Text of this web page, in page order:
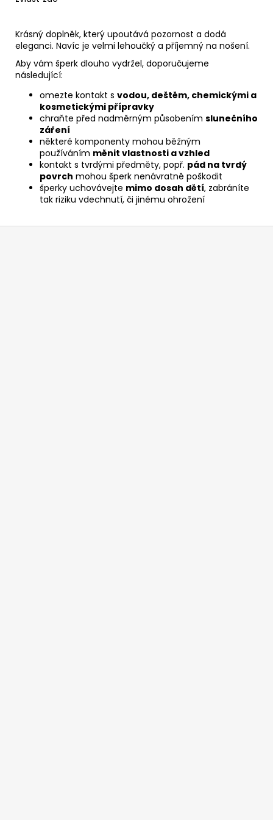
Krásný doplněk, který upoutává pozornost a dodá
eleganci. Navíc je velmi lehoučký a příjemný na nošení.
Aby vám šperk dlouho vydržel, doporučujeme
následující:
omezte kontakt s vodou, deštěm, chemickými a
kosmetickými přípravky
chraňte před nadměrným působením slunečního
záření
některé komponenty mohou běžným
používáním měnit vlastnosti a vzhled
kontakt s tvrdými předměty, popř. pád na tvrdý
povrch mohou šperk nenávratně poškodit
šperky uchovávejte mimo dosah dětí, zabráníte
tak riziku vdechnutí, či jinému ohrožení
Z